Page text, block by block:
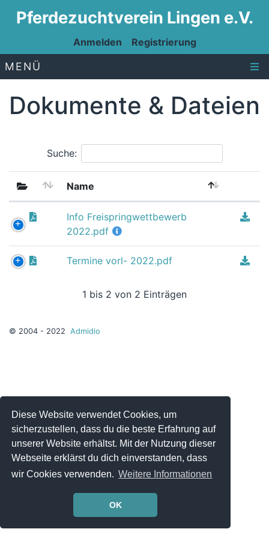
Diese Website verwendet Cookies, um
sicherzustellen, dass du die beste Erfahrung auf
unserer Website erhältst. Mit der Nutzung dieser
Webseite erklärst du dich einverstanden, dass
wir Cookies verwenden. Weitere Informationen
OK
Pferdezuchtverein Lingen e.V.
Anmelden Registrierung
MENÜ
Dokumente & Dateien
Suche:
Name
Info Freispringwettbewerb
2022.pdf
Termine vorl- 2022.pdf
1 bis 2 von 2 Einträgen
© 2004 - 2022 Admidio